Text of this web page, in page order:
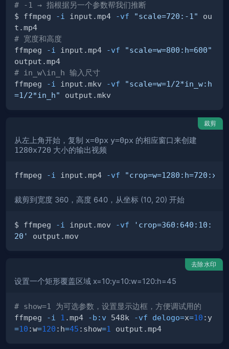
# -1 → 指根据另一个参数帮我们推断
$ ffmpeg
-i input.mp4 -vf "scale=720:-1"
ou
# 宽度和高度
ffmpeg
-i input.mp4 -vf
"scale=w=800:h=600"
# in_w\in_h 输入尺寸
ffmpeg
-i input.mkv -vf
"scale=w=1/2*in_w:h
=1/2*in_h"
裁剪
从左上角开始，复制 x=0px y=0px 的相应窗口来创建
1280x720 大小的输出视频
ffmpeg -i input.mp4 -vf
裁剪到宽度 360，高度 640，从坐标 (10, 20) 开始
$ ffmpeg -i input.mov -vf
'crop=360:640:10:
20'
去除水印
设置一个矩形覆盖区域 x=10:y=10:w=120:h=45
# show=1 为可选参数，设置显示边框，方便调试用的
ffmpeg
-i 1 .mp4 -b:v 548k -vf delogo=x=10 :y
=10 :w=120 :h=45 :show=1